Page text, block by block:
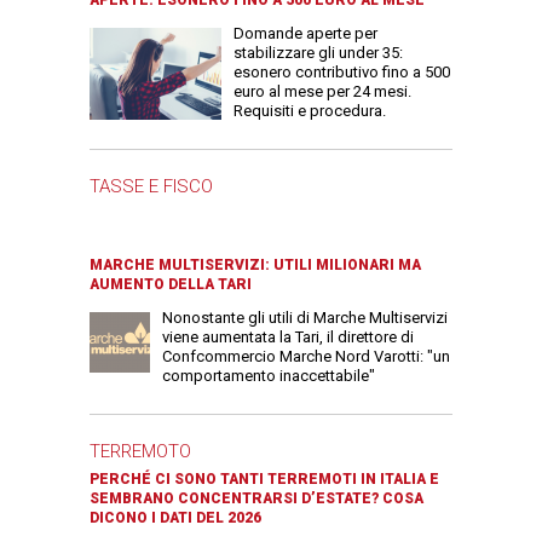
Domande aperte per
stabilizzare gli under 35:
esonero contributivo fino a 500
euro al mese per 24 mesi.
Requisiti e procedura.
TASSE E FISCO
MARCHE MULTISERVIZI: UTILI MILIONARI MA
AUMENTO DELLA TARI
Nonostante gli utili di Marche Multiservizi
viene aumentata la Tari, il direttore di
Confcommercio Marche Nord Varotti: "un
comportamento inaccettabile"
TERREMOTO
PERCHÉ CI SONO TANTI TERREMOTI IN ITALIA E
SEMBRANO CONCENTRARSI D’ESTATE? COSA
DICONO I DATI DEL 2026